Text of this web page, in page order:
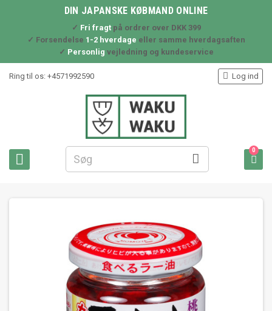
DIN JAPANSKE KØBMAND ONLINE
✓ Fri fragtpå ordrer over DKK 399
✓ Forsendelse 1-2 hverdage eller samme hverdagsaften
✓ Personlig vejledning og kundeservice
Ring til os: +4571992590
 
 Log ind

0